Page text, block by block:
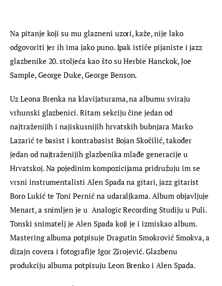
Na pitanje koji su mu glazneni uzori, kaže, nije lako
odgovoriti jer ih ima jako puno. Ipak ističe pijaniste i jazz
glazbenike 20. stoljeća kao što su Herbie Hanckok, Joe
Sample, George Duke, George Benson.
Uz Leona Brenka na klavijaturama, na albumu sviraju
vrhunski glazbenici. Ritam sekciju čine jedan od
najtraženijih i najiskusnijih hrvatskih bubnjara Marko
Lazarić te basist i kontrabasist Bojan Skočilić, također
jedan od najtraženijih glazbenika mlađe generacije u
Hrvatskoj. Na pojedinim kompozicijama pridružuju im se
vrsni instrumentalisti Alen Spada na gitari, jazz gitarist
Boro Lukić te Toni Pernić na udaraljkama. Album objavljuje
Menart, a snimljen je u  Analogic Recording Studiju u Puli.
Tonski snimatelj je Alen Spada koji je i izmiskao album.
Mastering albuma potpisuje Dragutin Smokrović Smokva, a
dizajn covera i fotografije Igor Zirojević. Glazbenu
produkciju albuma potpisuju Leon Brenko i Alen Spada.